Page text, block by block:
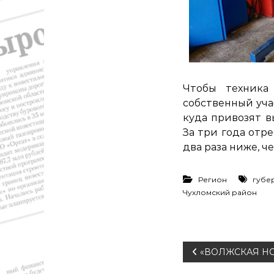
к
о
н
о
м
и
,
к
у
Чтобы техника
собственный
куда привозят
За три года
два раза ниже,
Регион
Чухломский район
Н «ВОЛЖСКАЯ